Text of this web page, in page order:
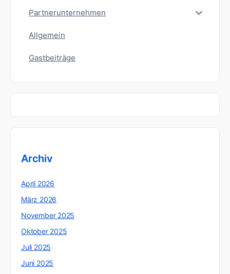
Partnerunternehmen
Allgemein
Gastbeiträge
Archiv
April 2026
März 2026
November 2025
Oktober 2025
Juli 2025
Juni 2025